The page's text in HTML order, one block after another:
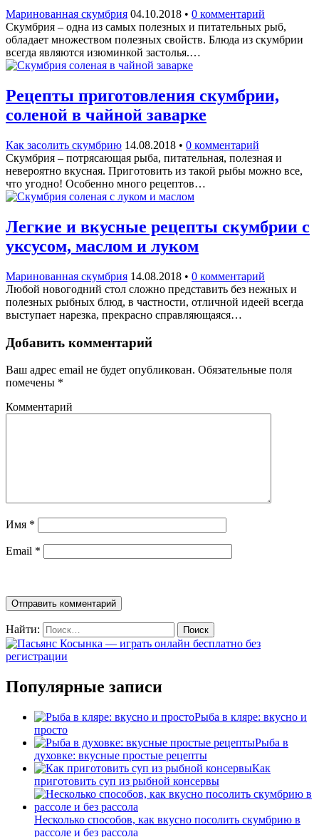
Маринованная скумбрия 04.10.2018 • 0 комментарий
Скумбрия – одна из самых полезных и питательных рыб,
обладает множеством полезных свойств. Блюда из скумбрии
всегда являются изюминкой застолья.…
Рецепты приготовления скумбрии,
соленой в чайной заварке
Как засолить скумбрию 14.08.2018 • 0 комментарий
Скумбрия – потрясающая рыба, питательная, полезная и
невероятно вкусная. Приготовить из такой рыбы можно все,
что угодно! Особенно много рецептов…
Легкие и вкусные рецепты скумбрии с
уксусом, маслом и луком
Маринованная скумбрия 14.08.2018 • 0 комментарий
Любой новогодний стол сложно представить без нежных и
полезных рыбных блюд, в частности, отличной идеей всегда
выступает нарезка, прекрасно справляющаяся…
Добавить комментарий
Ваш адрес email не будет опубликован. Обязательные поля
помечены *
Комментарий
Имя *
Email *
Найти:
Популярные записи
Рыба в кляре: вкусно и
просто
Рыба в
духовке: вкусные простые рецепты
Как
приготовить суп из рыбной консервы
Несколько способов, как вкусно посолить скумбрию в
рассоле и без рассола